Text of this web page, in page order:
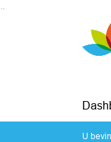
Ga naar de inhoud
U